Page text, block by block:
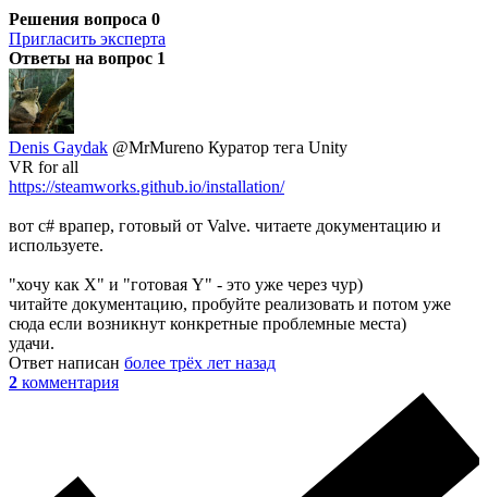
Решения вопроса 0
Пригласить эксперта
Ответы на вопрос 1
Denis Gaydak @MrMureno Куратор тега Unity
VR for all
https://steamworks.github.io/installation/
вот с# врапер, готовый от Valve. читаете документацию и
используете.
"хочу как X" и "готовая Y" - это уже через чур)
читайте документацию, пробуйте реализовать и потом уже
сюда если возникнут конкретные проблемные места)
удачи.
Ответ написан более трёх лет назад
2 комментария